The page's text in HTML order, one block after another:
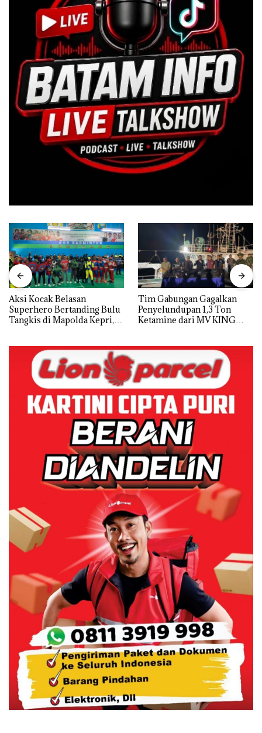
Aksi Kocak Belasan
Superhero Bertanding Bulu
Tangkis di Mapolda Kepri,
Tim Gabungan Gagalkan
Penyelundupan 1,3 Ton
Ketamine dari MV KING